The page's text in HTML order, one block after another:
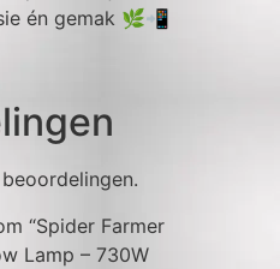
én gemak 🌿📲
“Spider Farmer
Lamp – 730W